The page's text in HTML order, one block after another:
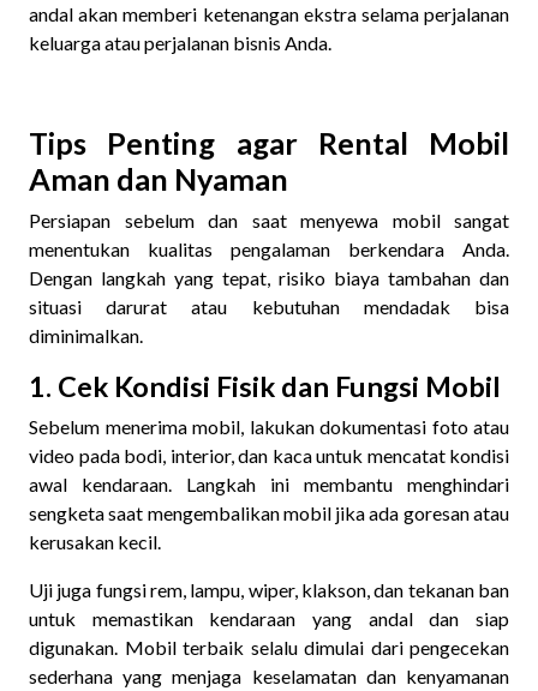
andal akan memberi ketenangan ekstra selama perjalanan
keluarga atau perjalanan bisnis Anda.
Tips Penting agar Rental Mobil
Aman dan Nyaman
Persiapan sebelum dan saat menyewa mobil sangat
menentukan kualitas pengalaman berkendara Anda.
Dengan langkah yang tepat, risiko biaya tambahan dan
situasi darurat atau kebutuhan mendadak bisa
diminimalkan.
1. Cek Kondisi Fisik dan Fungsi Mobil
Sebelum menerima mobil, lakukan dokumentasi foto atau
video pada bodi, interior, dan kaca untuk mencatat kondisi
awal kendaraan. Langkah ini membantu menghindari
sengketa saat mengembalikan mobil jika ada goresan atau
kerusakan kecil.
Uji juga fungsi rem, lampu, wiper, klakson, dan tekanan ban
untuk memastikan kendaraan yang andal dan siap
digunakan. Mobil terbaik selalu dimulai dari pengecekan
sederhana yang menjaga keselamatan dan kenyamanan